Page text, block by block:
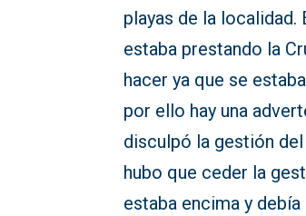
playas de la localidad.
estaba prestando la
hacer ya que se
por ello hay una
disculpó la gestión
hubo que ceder la
estaba encima y